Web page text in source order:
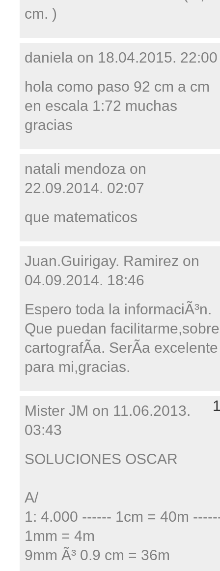
cm. )
daniela on 18.04.2015. 22:00
hola como paso 92 cm a cm
en escala 1:72 muchas
gracias
natali mendoza on
22.09.2014. 02:07
que matematicos
Juan.Guirigay. Ramirez on
04.09.2014. 18:46
Espero toda la informaciÃ³n.
Que puedan facilitarme,sobre
cartografÃ­a. SerÃ­a excelente
para mi,gracias.
Mister JM on 11.06.2013.
03:43
SOLUCIONES OSCAR
A/
1: 4.000 ------ 1cm = 40m
1mm = 4m
9mm Ã³ 0.9 cm = 36m